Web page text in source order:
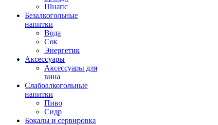
Шнапс
Безалкогольные
напитки
Вода
Сок
Энергетик
Аксессуары
Аксессуары для
вина
Слабоалкогольные
напитки
Пиво
Сидр
Бокалы и сервировка